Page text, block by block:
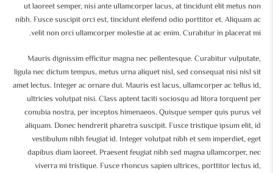
ut laoreet semper, nisi ante ullamcorper lacus, at tincidunt elit metus non
nibh. Fusce suscipit orci est, tincidunt eleifend odio porttitor et. Aliquam ac
velit non orci ullamcorper molestie at ac enim. Curabitur in placerat mi.
Mauris dignissim efficitur magna nec pellentesque. Curabitur vulputate,
ligula nec dictum tempus, metus urna aliquet nisl, sed consequat nisi nisl sit
amet lectus. Integer ac ornare dui. Mauris est lacus, ullamcorper ac tellus id,
ultricies volutpat nisi. Class aptent taciti sociosqu ad litora torquent per
conubia nostra, per inceptos himenaeos. Quisque semper quis purus vel
aliquam. Donec hendrerit pharetra suscipit. Fusce tristique ipsum elit, id
vestibulum nibh feugiat id. Integer volutpat nibh et sem imperdiet, eget
dapibus diam laoreet. Praesent feugiat nibh sed magna ullamcorper, nec
viverra mi tristique. Fusce rhoncus sapien ultrices, porttitor lectus id,